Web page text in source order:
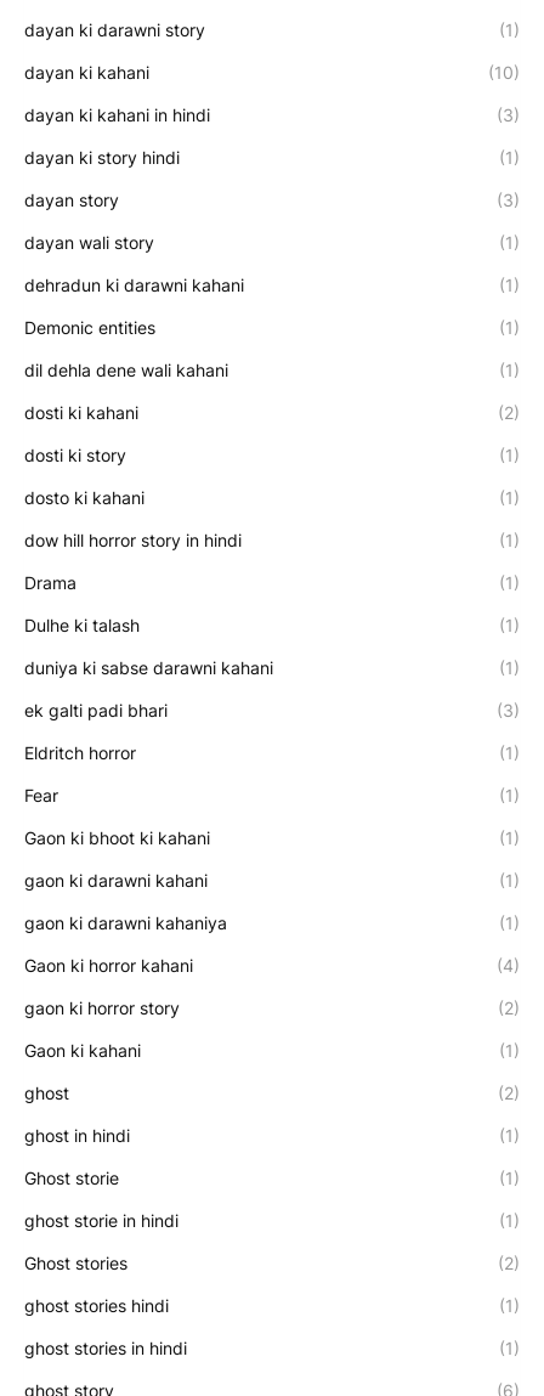
dayan ki darawni story (1)
dayan ki kahani (10)
dayan ki kahani in hindi (3)
dayan ki story hindi (1)
dayan story (3)
dayan wali story (1)
dehradun ki darawni kahani (1)
Demonic entities (1)
dil dehla dene wali kahani (1)
dosti ki kahani (2)
dosti ki story (1)
dosto ki kahani (1)
dow hill horror story in hindi (1)
Drama (1)
Dulhe ki talash (1)
duniya ki sabse darawni kahani (1)
ek galti padi bhari (3)
Eldritch horror (1)
Fear (1)
Gaon ki bhoot ki kahani (1)
gaon ki darawni kahani (1)
gaon ki darawni kahaniya (1)
Gaon ki horror kahani (4)
gaon ki horror story (2)
Gaon ki kahani (1)
ghost (2)
ghost in hindi (1)
Ghost storie (1)
ghost storie in hindi (1)
Ghost stories (2)
ghost stories hindi (1)
ghost stories in hindi (1)
ghost story (6)